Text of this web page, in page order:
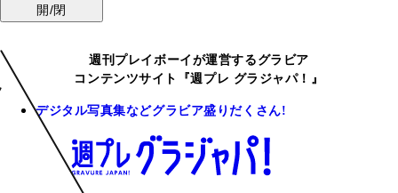
開/閉
週刊プレイボーイが運営するグラビア
コンテンツサイト『週プレ グラジャパ！』
デジタル写真集などグラビア盛りだくさん!